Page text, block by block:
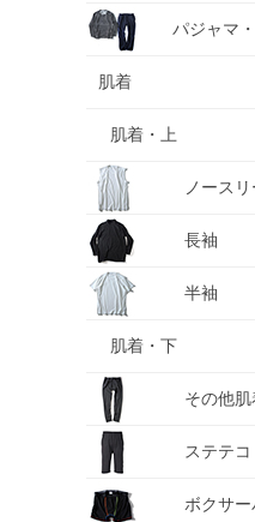
パジャマ
肌着
肌着・上
ノース
長袖
半袖
肌着・下
その他肌
ステテコ
ボクサ